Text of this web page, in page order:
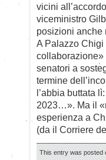
vicini
viceministro
posizioni anche
A Palazzo Chigi
collaborazione»
senatori a
termine
l’abbia buttata
2023…». Ma il
esperienza a
(da il Corriere
This entry was posted